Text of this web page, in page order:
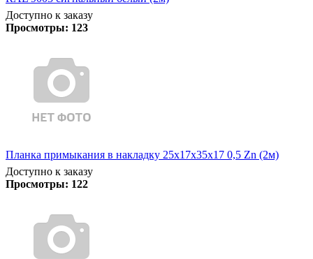
Доступно к заказу
Просмотры: 123
Планка примыкания в накладку 25х17х35х17 0,5 Zn (2м)
Доступно к заказу
Просмотры: 122